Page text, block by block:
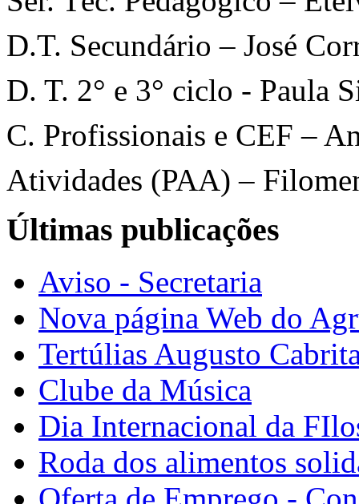
D.T. Secundário – José
D. T. 2° e 3° ciclo - Paula
C. Profissionais e CEF –
Atividades (PAA) –
Últimas publicações
Aviso - Secretaria
Nova página Web do
Tertúlias Augusto
Clube da Música
Dia Internacional da
Roda dos alimentos